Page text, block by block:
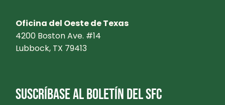
Oficina del Oeste de Texas
4200 Boston Ave. #14
Lubbock, TX 79413
SUSCRÍBASE AL BOLETÍN DEL SFC